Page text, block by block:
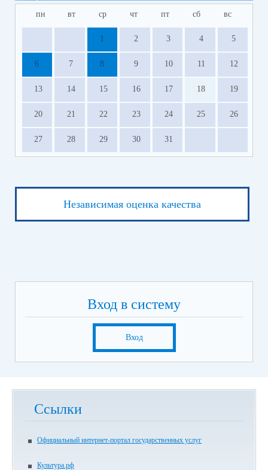
пн вт ср чт пт сб вс
1 2 3 4 5
6 7 8 9 10 11 12
13 14 15 16 17 18 19
20 21 22 23 24 25 26
27 28 29 30 31
Независимая оценка качества
Вход в систему
Вход
Ссылки
Официальный интернет-портал государственных услуг
Культура.рф